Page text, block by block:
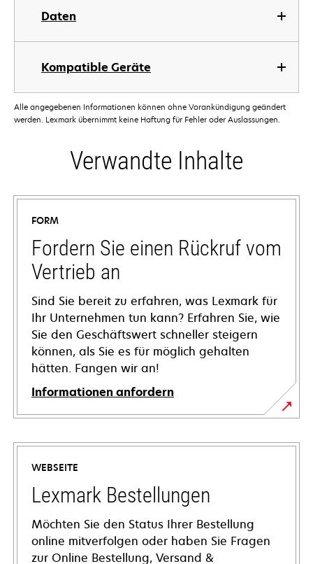
Daten
Kompatible Geräte
Alle angegebenen Informationen können ohne Vorankündigung geändert
werden. Lexmark übernimmt keine Haftung für Fehler oder Auslassungen.
Verwandte Inhalte
FORM
Fordern Sie einen Rückruf vom
Vertrieb an
Sind Sie bereit zu erfahren, was Lexmark für
Ihr Unternehmen tun kann? Erfahren Sie, wie
Sie den Geschäftswert schneller steigern
können, als Sie es für möglich gehalten
hätten. Fangen wir an!
Informationen anfordern
WEBSEITE
Lexmark Bestellungen
Möchten Sie den Status Ihrer Bestellung
online mitverfolgen oder haben Sie Fragen
zur Online Bestellung, Versand &